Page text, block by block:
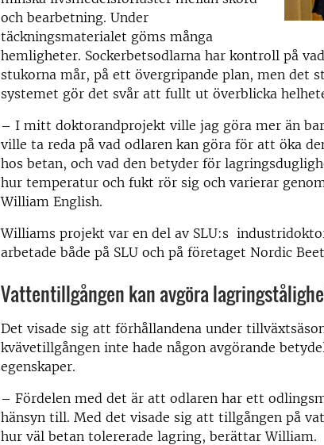
och bearbetning. Under
täckningsmaterialet göms många
hemligheter. Sockerbetsodlarna har kontroll på
stukorna mår, på ett övergripande plan, men det
systemet gör det svår att fullt ut överblicka
– I mitt doktorandprojekt ville jag göra mer än
ville ta reda på vad odlaren kan göra för att öka
hos betan, och vad den betyder för
hur temperatur och fukt rör sig och varierar
William English.
Williams projekt var en del av SLU:s
arbetade både på SLU och på företaget Nordic
Vattentillgången kan avgöra
Det visade sig att förhållandena under
kvävetillgången inte hade någon avgörande
egenskaper.
– Fördelen med det är att odlaren har ett
hänsyn till. Med det visade sig att tillgången på
hur väl betan tolererade lagring, berättar William.